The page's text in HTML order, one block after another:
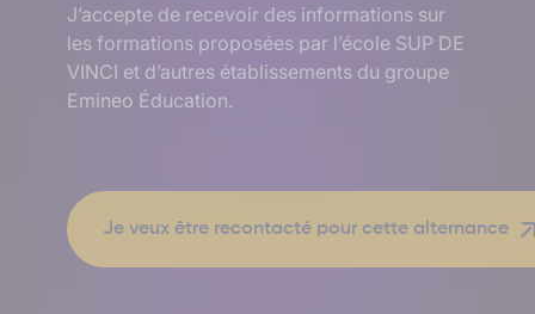
J’accepte de recevoir des informations sur
les formations proposées par l’école SUP DE
VINCI et d’autres établissements du groupe
Emineo Éducation.